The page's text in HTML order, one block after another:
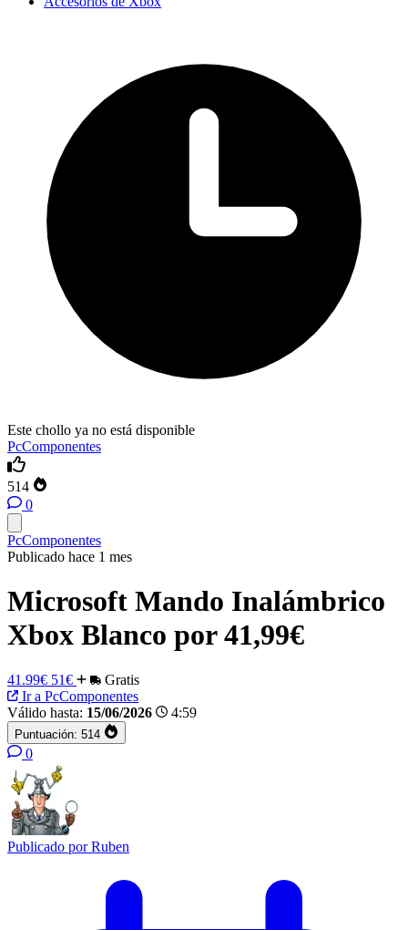
Este chollo ya no está disponible
PcComponentes
514
0
PcComponentes
Publicado hace 1 mes
Microsoft Mando Inalámbrico
Xbox Blanco por 41,99€
41.99€ 51€
Gratis
Ir a PcComponentes
Válido hasta: 15/06/2026 4:59
Puntuación: 514
0
Publicado porRuben